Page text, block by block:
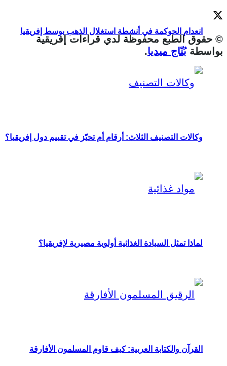
انعدام الحوكمة في أنشطة استغلال الذهب بوسط إفريقيا
وكالات التصنيف الثلاث: أرقام أم تحيّز في تقييم دول إفريقيا؟
لماذا تمثل السيادة الغذائية أولوية مصيرية لإفريقيا؟
القرآن والكتابة العربية: كيف قاوم المسلمون الأفارقة
© حقوق الطبع محفوظة لدي قراءات إفريقية
بواسطةبُنّاج ميديا.